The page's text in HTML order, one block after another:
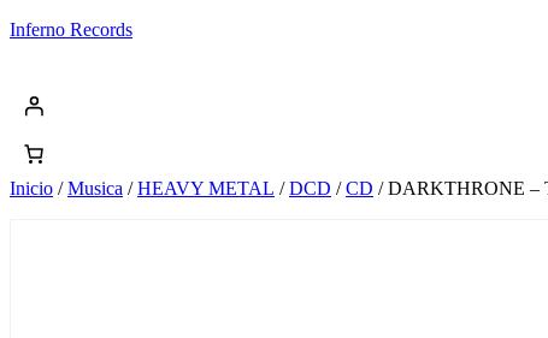
Saltar
Inferno Records
Inicio /Musica /HEAVY METAL /DCD /CD / DARKTHRONE –